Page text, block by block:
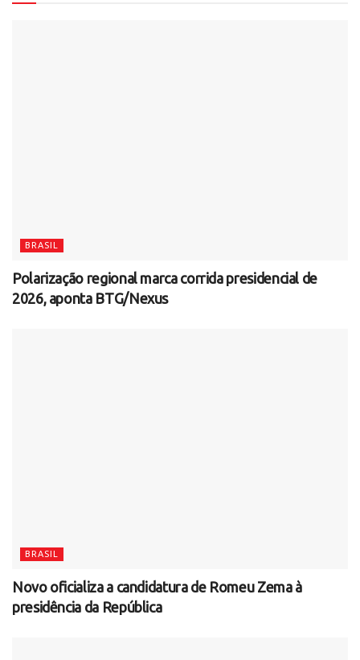
BRASIL
Polarização regional marca corrida presidencial de
2026, aponta BTG/Nexus
BRASIL
Novo oficializa a candidatura de Romeu Zema à
presidência da República